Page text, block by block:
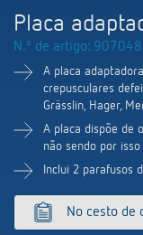
Placa
N.º de artigo:
A placa
crepusculares
Grässlin, Hager,
A placa dispõe de
não sendo por
Inclui 2 parafusos
No cesto de